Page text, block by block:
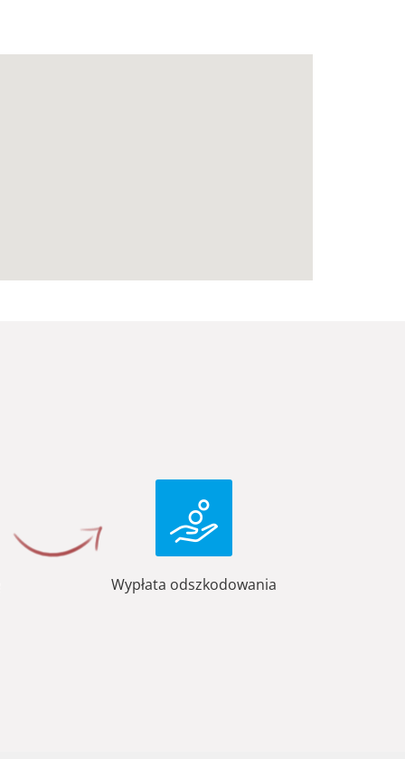
Wypłata odszkodowania